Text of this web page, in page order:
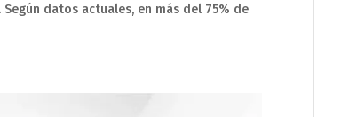
datos actuales, en más del 75% de